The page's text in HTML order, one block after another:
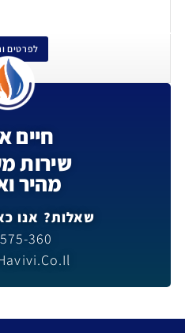
לפרטים
חיים
שירות
מהיר
שאלות? אנו
360